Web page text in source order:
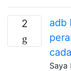
2
adb
Saya